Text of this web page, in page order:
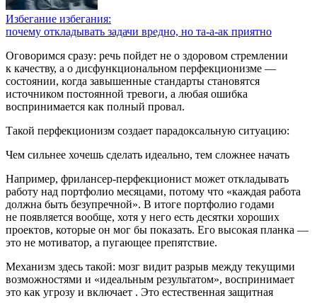
Избегание избегания:
почему откладывать задачи вредно, но та-а-ак приятно
Оговоримся сразу: речь пойдет не о здоровом стремлении
к качеству, а о дисфункциональном перфекционизме —
состоянии, когда завышенные стандарты становятся
источником постоянной тревоги, а любая ошибка
воспринимается как полный провал.
Такой перфекционизм создает парадоксальную ситуацию:
Чем сильнее хочешь сделать идеально, тем сложнее начать
Например, фрилансер-перфекционист может откладывать
работу над портфолио месяцами, потому что «каждая работа
должна быть безупречной». В итоге портфолио годами
не появляется вообще, хотя у него есть десятки хороших
проектов, которые он мог бы показать. Его высокая планка —
это не мотиватор, а пугающее препятствие.
Механизм здесь такой: мозг видит разрыв между текущими
возможностями и «идеальным результатом», воспринимает
это как угрозу и включает . Это естественная защитная